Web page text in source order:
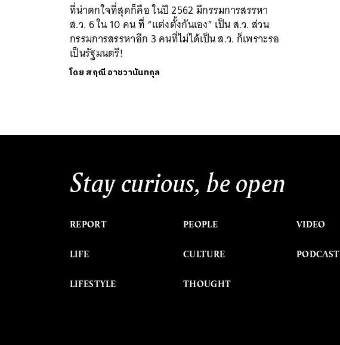
ที่น่าตกใจที่สุดก็คือ ในปี 2562 มีกรรมการสรรหา
ส.ว. 6 ใน 10 คน ที่ “แต่งตั้งกันเอง” เป็น ส.ว. ส่วน
กรรมการสรรหาอีก 3 คนที่ไม่ได้เป็น ส.ว. ก็เพราะรอ
เป็นรัฐมนตรี!
โดย สฤณี อาชวานันทกุล
Stay curious, be open
REPORT
LIFE
LIFESTYLE
PEOPLE
CULTURE
THOUGHT
VIDEO
PODCAST